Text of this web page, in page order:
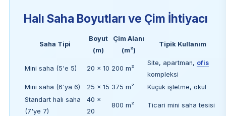
Halı Saha Boyutları ve Çim İhtiyacı
Saha Tipi
Boyut
(m)
Çim Alanı
(m²)
Tipik Kullanım
Mini saha (5'e 5) 20 × 10 200 m²
Site, apartman, ofis
kompleksi
Mini saha (6'ya 6)
25 × 15 375 m²
Küçük işletme, okul
Standart halı saha
(7'ye 7)
40 ×
20
800 m² Ticari mini saha tesisi